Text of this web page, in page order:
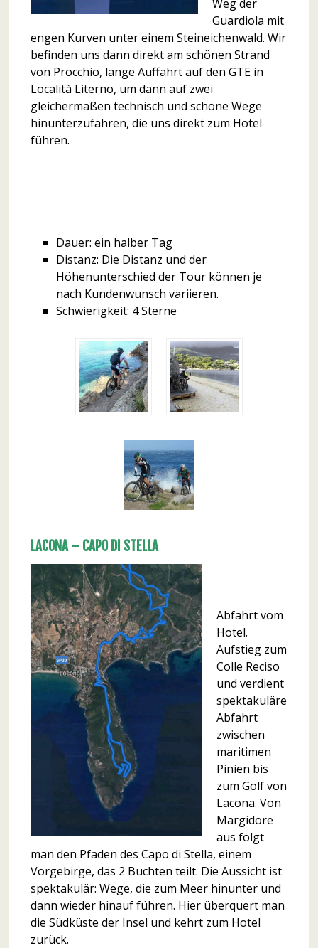
Weg der
Guardiola mit
engen Kurven unter einem Steineichenwald. Wir
befinden uns dann direkt am schönen Strand
von Procchio, lange Auffahrt auf den GTE in
Località Literno, um dann auf zwei
gleichermaßen technisch und schöne Wege
hinunterzufahren, die uns direkt zum Hotel
führen.
Dauer: ein halber Tag
Distanz: Die Distanz und der
Höhenunterschied der Tour können je
nach Kundenwunsch variieren.
Schwierigkeit: 4 Sterne
LACONA – CAPO DI STELLA
Abfahrt vom
Hotel.
Aufstieg zum
Colle Reciso
und verdient
spektakuläre
Abfahrt
zwischen
maritimen
Pinien bis
zum Golf von
Lacona. Von
Margidore
aus folgt
man den Pfaden des Capo di Stella, einem
Vorgebirge, das 2 Buchten teilt. Die Aussicht ist
spektakulär: Wege, die zum Meer hinunter und
dann wieder hinauf führen. Hier überquert man
die Südküste der Insel und kehrt zum Hotel
zurück.